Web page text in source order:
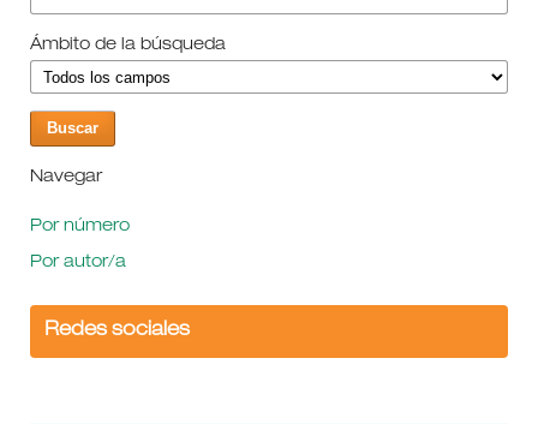
Ámbito de la búsqueda
Navegar
Por número
Por autor/a
Redes sociales